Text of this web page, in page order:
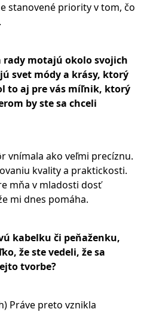
stanovené priority v tom, čo
rady motajú okolo svojich
svet módy a krásy, ktorý
to aj pre vás míľnik, ktorý
by ste sa chceli
vnímala ako veľmi precíznu.
kvality a praktickosti.
mňa v mladosti dosť
mi dnes pomáha.
kabelku či peňaženku,
že ste vedeli, že sa
tvorbe?
Práve preto vznikla